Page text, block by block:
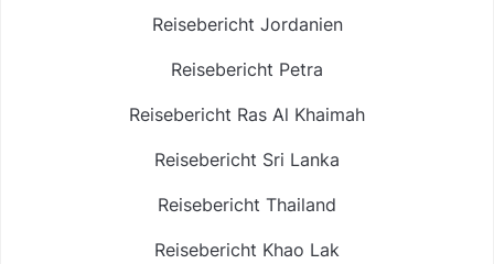
Reisebericht Jordanien
Reisebericht Petra
Reisebericht Ras Al Khaimah
Reisebericht Sri Lanka
Reisebericht Thailand
Reisebericht Khao Lak